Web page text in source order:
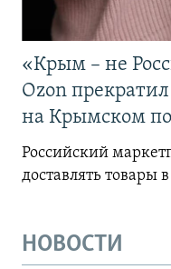
«Крым – не
Ozon
на Крымском
Российский
доставлять товары
НОВОСТИ